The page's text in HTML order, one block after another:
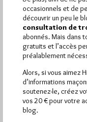
occasionnels et de
découvrir un peu le
consultation de
abonnés. Mais dans
gratuits et l’accès
préalablement
Alors, si vous aimez
d’informations
soutenez-le, créez
vos 20 € pour votre
blog.